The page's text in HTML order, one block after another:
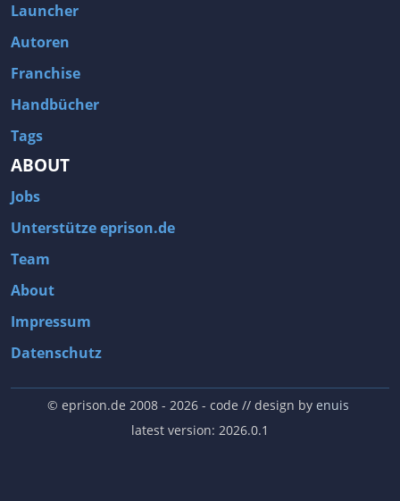
Launcher
Autoren
Franchise
Handbücher
Tags
ABOUT
Jobs
Unterstütze eprison.de
Team
About
Impressum
Datenschutz
© eprison.de 2008 - 2026- code // design by enuis
latest version: 2026.0.1